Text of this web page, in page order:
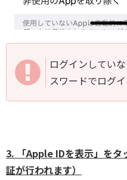
ログインしてい
スワードでログ
3. 「Apple IDを表示」をタ
証が行われます）